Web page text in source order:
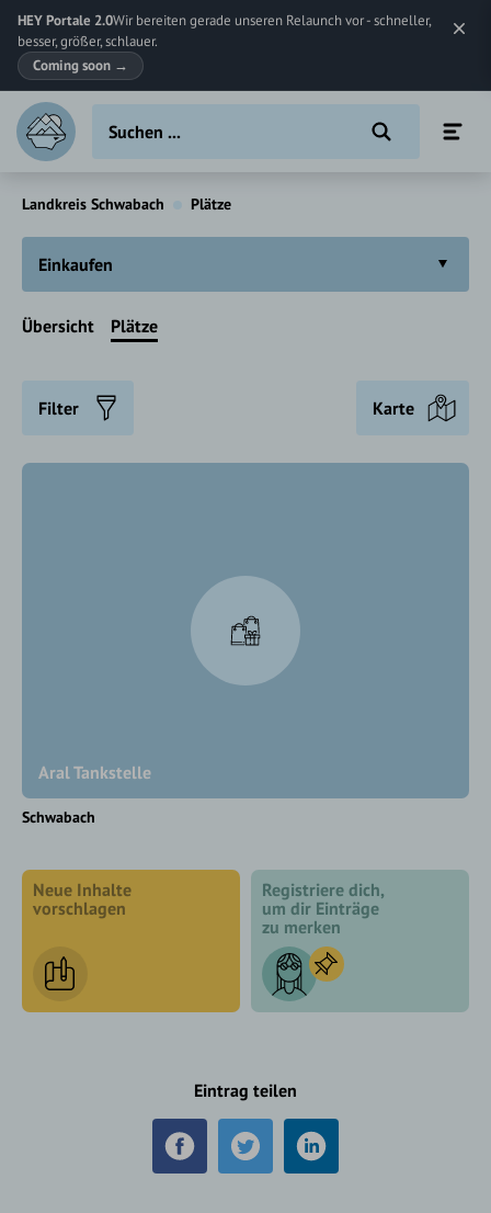
HEY Portale 2.0Wir bereiten gerade unseren Relaunch vor - schneller,
besser, größer, schlauer.
Coming soon →
Landkreis Schwabach Plätze
Einkaufen
Übersicht Plätze
Filter Karte
Aral Tankstelle
Schwabach
Neue Inhalte
vorschlagen
Registriere dich,
um dir Einträge
zu merken
Eintrag teilen